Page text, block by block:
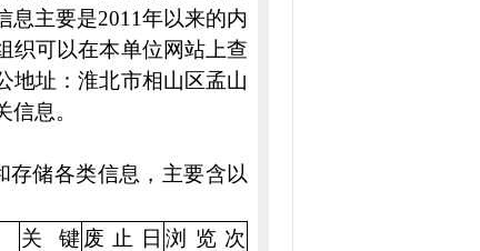
息主要是2011年以来的内
织可以在本单位网站上查
地址：淮北市相山区孟山
息。
储各类信息，主要含以
关键 废止日 浏览次